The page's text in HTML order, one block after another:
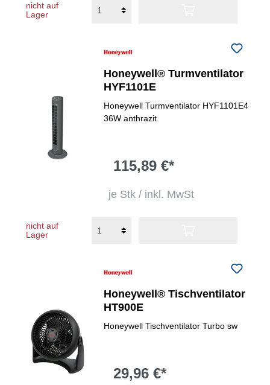
nicht auf
Lager
Honeywell® Turmventilator
HYF1101E
Honeywell Turmventilator HYF1101E4
36W anthrazit
115,89 €*
je Stk / inkl. MwSt
nicht auf
Lager
Honeywell® Tischventilator
HT900E
Honeywell Tischventilator Turbo sw
29,96 €*